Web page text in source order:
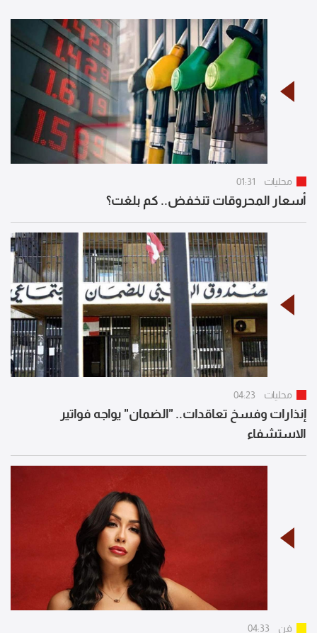
محليات 01:31
أسعار المحروقات تنخفض.. كم بلغت؟
محليات 04:23
إنذارات وفسخ تعاقدات.. "الضمان" يواجه فواتير
الاستشفاء
فن 04:33